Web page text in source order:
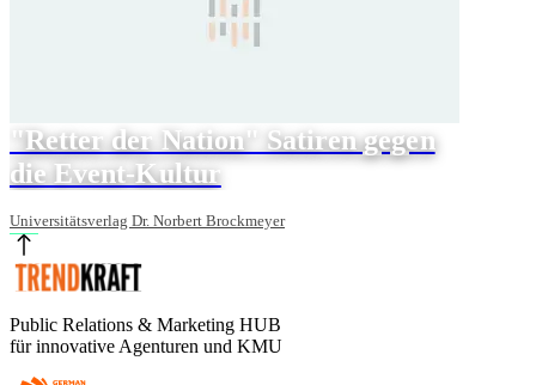
"Retter der Nation" Satiren gegen
die Event-Kultur
Universitätsverlag Dr. Norbert Brockmeyer
Public Relations & Marketing HUB
für innovative Agenturen und KMU